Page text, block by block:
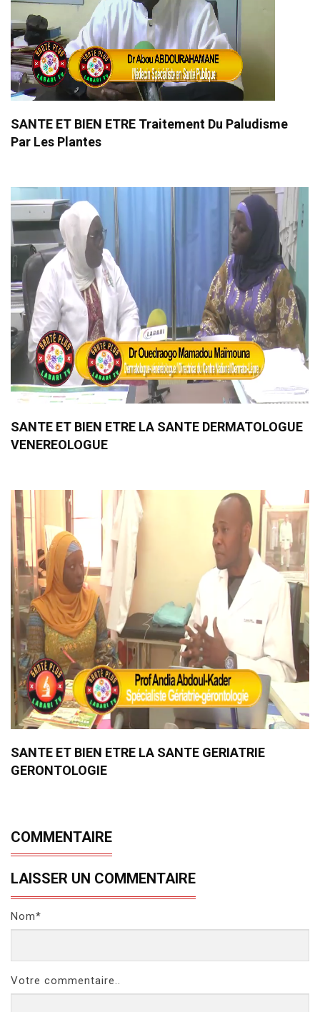
SANTE ET BIEN ETRE Traitement Du Paludisme
Par Les Plantes
SANTE ET BIEN ETRE LA SANTE DERMATOLOGUE
VENEREOLOGUE
SANTE ET BIEN ETRE LA SANTE GERIATRIE
GERONTOLOGIE
COMMENTAIRE
LAISSER UN COMMENTAIRE
Nom*
Votre commentaire..